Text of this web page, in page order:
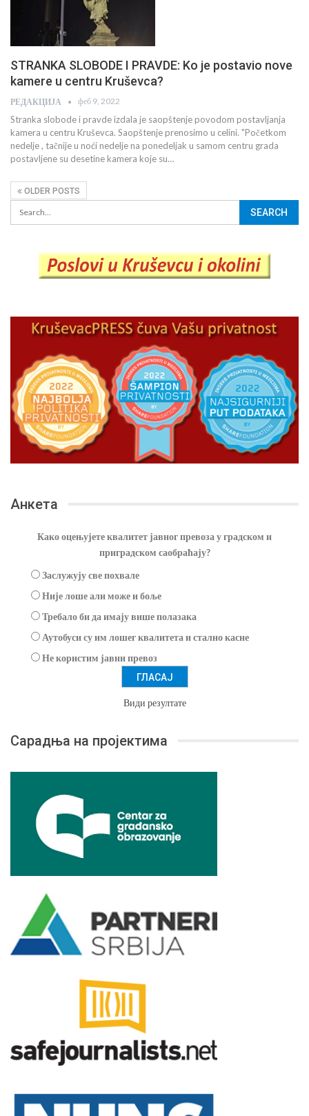
STRANKA SLOBODE I PRAVDE: Ko je postavio nove
kamere u centru Kruševca?
РЕДАКЦИЈА феб 9, 2022
Stranka slobode i pravde izdala je saopštenje povodom postavljanja
kamera u centru Kruševca. Saopštenje prenosimo u celini. "Početkom
nedelje , tačnije u noći nedelje na ponedeljak u samom centru grada
postavljene su desetine kamera koje su…
OLDER POSTS
Анкета
Како оцењујете квалитет јавног превоза у градском и
приградском саобраћају?
Заслужују све похвале
Није лоше али може и боље
Требало би да имају више полазака
Аутобуси су им лошег квалитета и стално касне
Не користим јавни превоз
Види резултате
Сарадња на пројектима